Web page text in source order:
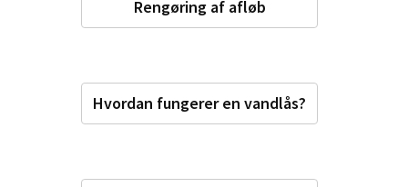
Rengøring af afløb
Hvordan fungerer en vandlås?